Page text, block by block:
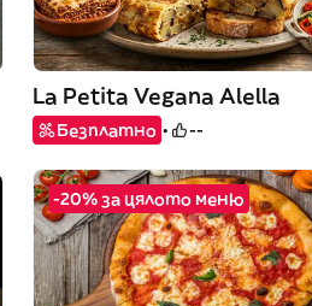
La Petita Vegana Alella
Безплатно --
-20% за цялото меню